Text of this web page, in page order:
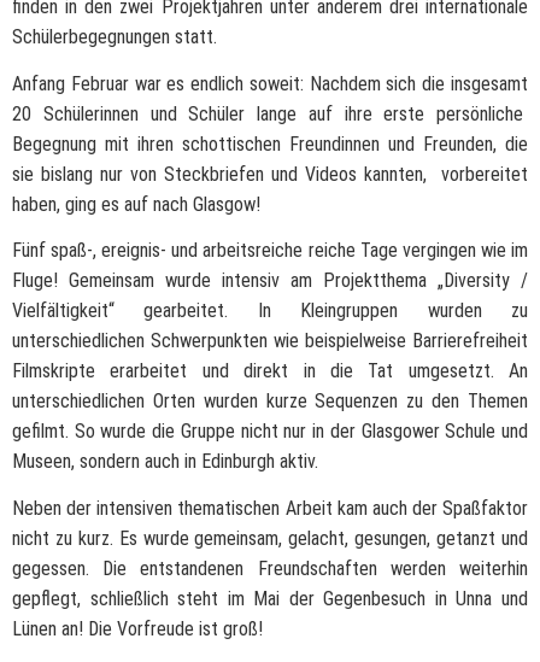
finden in den zwei Projektjahren unter anderem drei internationale
Schülerbegegnungen statt.
Anfang Februar war es endlich soweit: Nachdem sich die insgesamt
20 Schülerinnen und Schüler lange auf ihre erste persönliche
Begegnung mit ihren schottischen Freundinnen und Freunden, die
sie bislang nur von Steckbriefen und Videos kannten, vorbereitet
haben, ging es auf nach Glasgow!
Fünf spaß-, ereignis- und arbeitsreiche reiche Tage vergingen wie im
Fluge! Gemeinsam wurde intensiv am Projektthema „Diversity /
Vielfältigkeit“ gearbeitet. In Kleingruppen wurden zu
unterschiedlichen Schwerpunkten wie beispielweise Barrierefreiheit
Filmskripte erarbeitet und direkt in die Tat umgesetzt. An
unterschiedlichen Orten wurden kurze Sequenzen zu den Themen
gefilmt. So wurde die Gruppe nicht nur in der Glasgower Schule und
Museen, sondern auch in Edinburgh aktiv.
Neben der intensiven thematischen Arbeit kam auch der Spaßfaktor
nicht zu kurz. Es wurde gemeinsam, gelacht, gesungen, getanzt und
gegessen. Die entstandenen Freundschaften werden weiterhin
gepflegt, schließlich steht im Mai der Gegenbesuch in Unna und
Lünen an! Die Vorfreude ist groß!